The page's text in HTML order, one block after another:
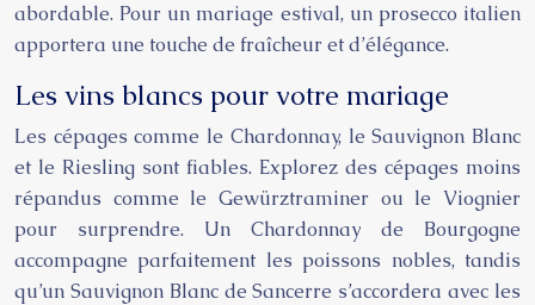
abordable. Pour un mariage estival, un prosecco italien
apportera une touche de fraîcheur et d’élégance.
Les vins blancs pour votre mariage
Les cépages comme le Chardonnay, le Sauvignon Blanc
et le Riesling sont fiables. Explorez des cépages moins
répandus comme le Gewürztraminer ou le Viognier
pour surprendre. Un Chardonnay de Bourgogne
accompagne parfaitement les poissons nobles, tandis
qu’un Sauvignon Blanc de Sancerre s’accordera avec les